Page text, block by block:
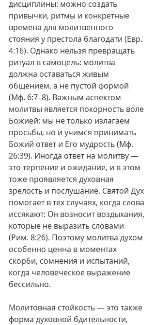
дисциплины: можно создать
привычки, ритмы и конкретные
времена для молитвенного
стояния у престола благодати (Евр.
4:16). Однако нельзя превращать
ритуал в самоцель: молитва
должна оставаться живым
общением, а не пустой формой
(Мф. 6:7–8). Важным аспектом
молитвы является покорность воле
Божией: мы не только излагаем
просьбы, но и учимся принимать
Божий ответ и Его мудрость (Мф.
26:39). Иногда ответ на молитву —
это терпение и ожидание, и в этом
тоже проявляется духовная
зрелость и послушание. Святой Дух
помогает в тех случаях, когда слова
иссякают: Он возносит воздыхания,
которые не выразить словами
(Рим. 8:26). Поэтому молитва духом
особенно ценна в моментах
скорби, сомнения и испытаний,
когда человеческое выражение
бессильно.
Молитовная стойкость — это также
форма духовной бдительности,